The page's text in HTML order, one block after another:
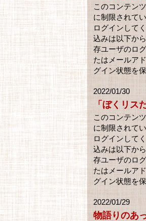
このコンテン
に制限されて
ログインして
込みは以下か
存ユーザのロ
たはメールア
グイン状態を
2022/01/30
「ぼくリス
このコンテン
に制限されて
ログインして
込みは以下か
存ユーザのロ
たはメールア
グイン状態を
2022/01/29
物語りのあ